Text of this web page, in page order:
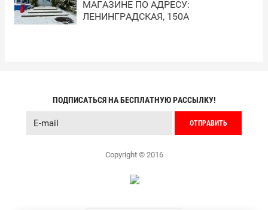
МАГАЗИНЕ ПО АДРЕСУ:
ЛЕНИНГРАДСКАЯ, 150А
ПОДПИСАТЬСЯ НА БЕСПЛАТНУЮ РАССЫЛКУ!
ОТПРАВИТЬ
Copyright © 2016